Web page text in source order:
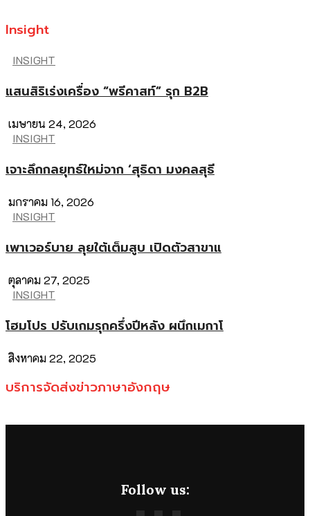
Insight
INSIGHT
แสนสิริเร่งเครื่อง “พรีคาสท์” รุก B2B
เมษายน 24, 2026
INSIGHT
เจาะลึกกลยุทธ์ใหม่จาก ‘สุธิดา มงคลสุธี
มกราคม 16, 2026
INSIGHT
เพาเวอร์บาย ลุยใต้เต็มสูบ เปิดตัวสาขาแ
ตุลาคม 27, 2025
INSIGHT
โฮมโปร ปรับเกมรุกครึ่งปีหลัง ผนึกเมกาโ
สิงหาคม 22, 2025
บริการจัดส่งข่าวภาษาอังกฤษ
Follow us: